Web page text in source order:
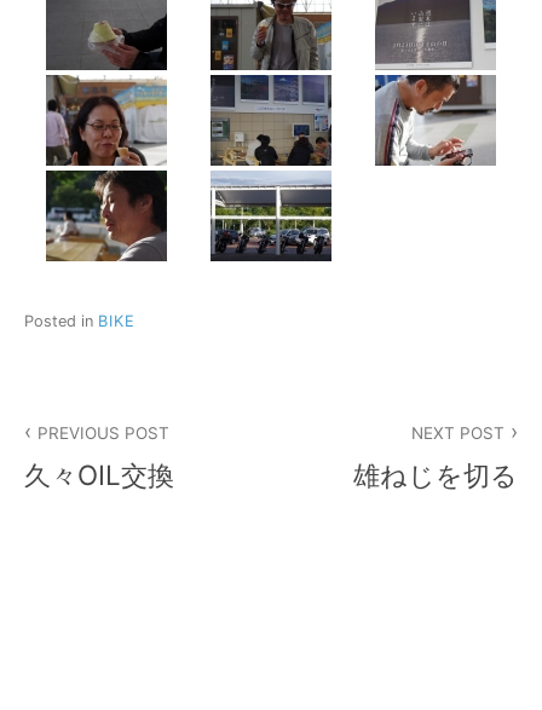
Posted in BIKE
稿
PREVIOUS POST
久々OIL交換
NEXT POST
雄ねじを切る